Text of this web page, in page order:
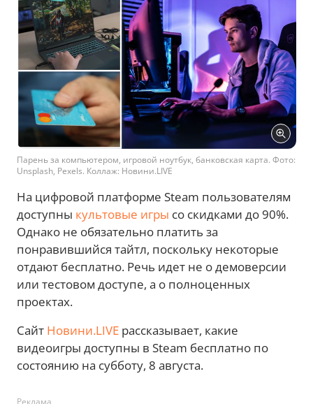
Парень за компьютером, игровой ноутбук, банковская карта. Фото:
Unsplash, Pexels. Коллаж: Новини.LIVE
На цифровой платформе Steam пользователям
доступны культовые игры со скидками до 90%.
Однако не обязательно платить за
понравившийся тайтл, поскольку некоторые
отдают бесплатно. Речь идет не о демоверсии
или тестовом доступе, а о полноценных
проектах.
Сайт Новини.LIVE рассказывает, какие
видеоигры доступны в Steam бесплатно по
состоянию на субботу, 8 августа.
Реклама